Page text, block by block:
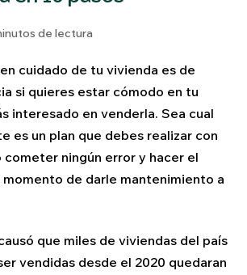
de lectura
cuidado de tu vivienda es de
si quieres estar cómodo en tu
interesado en venderla. Sea cual
es un plan que debes realizar con
cometer ningún error y hacer el
de darle mantenimiento a
que miles de viviendas del país
vendidas desde el 2020 quedaran